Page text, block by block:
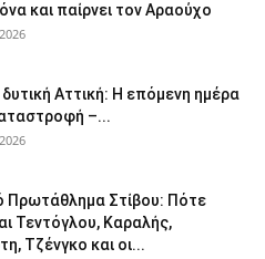
και παίρνει τον Αραούχο
Αττική: Η επόμενη ημέρα
–...
Πρωτάθλημα Στίβου: Πότε
Τεντόγλου, Καραλής,
Τζένγκο και οι...